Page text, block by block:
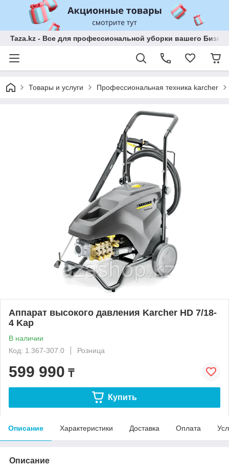
Taza.kz - Все для профессиональной уборки вашего
Товары и услуги Профессиональная техника karcher
Аппарат высокого давления Karcher HD 7/18-
4 Kap
В наличии
Код: 1.367-307.0
Розница
599 990 ₸
Купить
Описание Характеристики Доставка Оплата
Описание